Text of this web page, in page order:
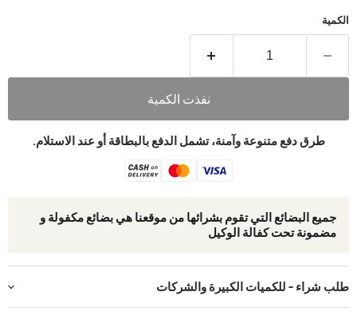
الكمية
نفذت الكمية
طرق دفع متنوعة وآمنة، تشمل الدفع بالبطاقة أو عند الاستلام.
جمیع البضائع التي تقوم بشرائھا من موقعنا ھي بضائع مكفولة و
مضمونة تحت كفالة الوكيل
طلب شراء - للكميات الكبيرة والشركات